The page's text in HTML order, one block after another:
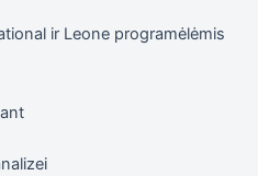
ir Leone programėlėmis